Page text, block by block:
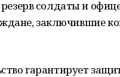
солдаты и
заключившие
гарантирует